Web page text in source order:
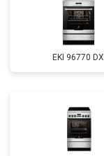
EKI 96770 DX